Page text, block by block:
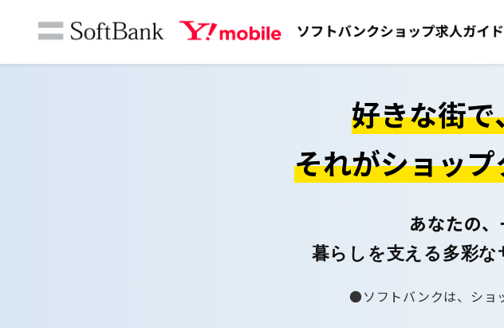
好きな街
それがショッ
あなたの、
暮らしを支える多彩な
ソフトバンクは、ショ